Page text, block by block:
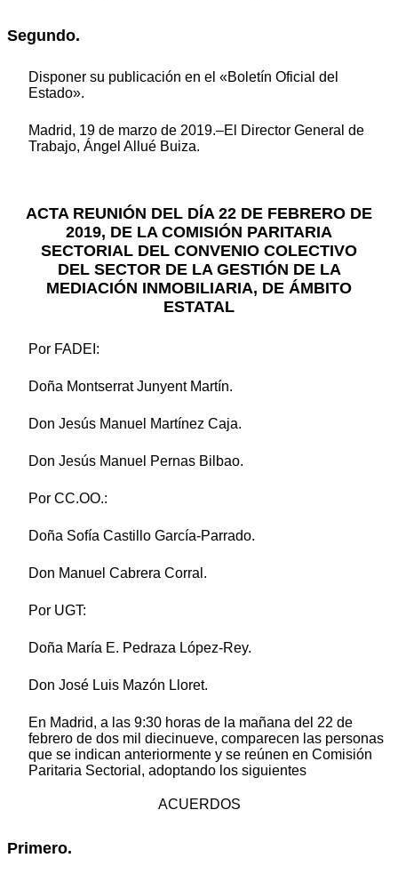
Segundo.
Disponer su publicación en el «Boletín Oficial del
Estado».
Madrid, 19 de marzo de 2019.–El Director General de
Trabajo, Ángel Allué Buiza.
ACTA REUNIÓN DEL DÍA 22 DE FEBRERO DE
2019, DE LA COMISIÓN PARITARIA
SECTORIAL DEL CONVENIO COLECTIVO
DEL SECTOR DE LA GESTIÓN DE LA
MEDIACIÓN INMOBILIARIA, DE ÁMBITO
ESTATAL
Por FADEI:
Doña Montserrat Junyent Martín.
Don Jesús Manuel Martínez Caja.
Don Jesús Manuel Pernas Bilbao.
Por CC.OO.:
Doña Sofía Castillo García-Parrado.
Don Manuel Cabrera Corral.
Por UGT:
Doña María E. Pedraza López-Rey.
Don José Luis Mazón Lloret.
En Madrid, a las 9:30 horas de la mañana del 22 de
febrero de dos mil diecinueve, comparecen las personas
que se indican anteriormente y se reúnen en Comisión
Paritaria Sectorial, adoptando los siguientes
ACUERDOS
Primero.